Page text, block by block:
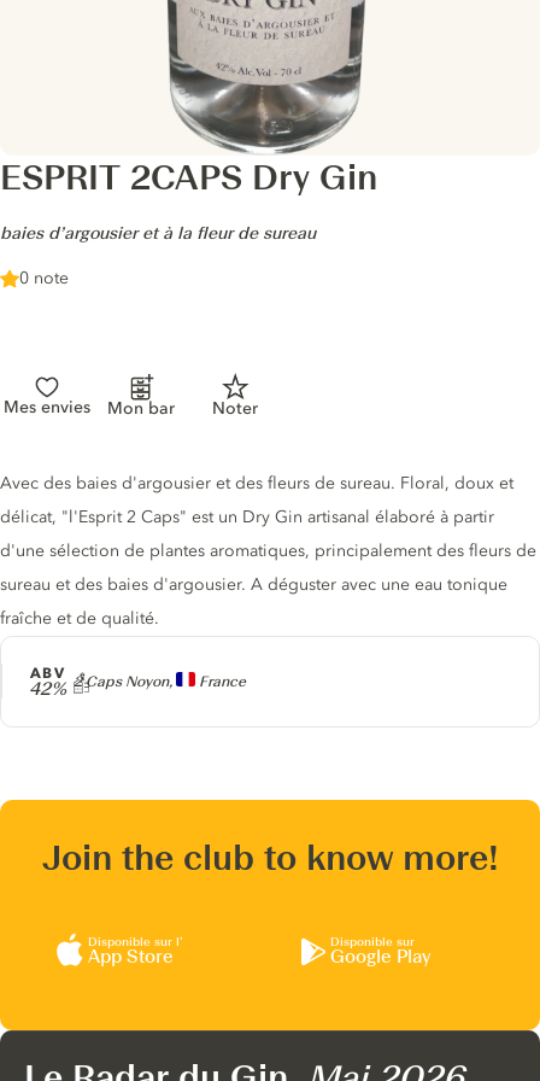
ESPRIT 2CAPS Dry Gin
-
baies d’argousier et à la fleur de sureau
0 note
Mes envies Mon bar Noter
Producteur
2 Caps Noyon, France
ABV
42%
Description du gin
Avec des baies d'argousier et des fleurs de sureau. Floral, doux et
délicat, "l'Esprit 2 Caps" est un Dry Gin artisanal élaboré à partir
d'une sélection de plantes aromatiques, principalement des fleurs de
sureau et des baies d'argousier. A déguster avec une eau tonique
fraîche et de qualité.
Join the club to know more!
Disponible sur l’
App Store
Disponible sur
Google Play